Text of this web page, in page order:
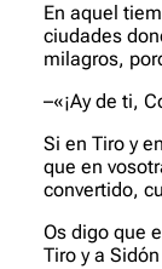
En aquel
ciudades
milagros,
–«¡Ay de ti,
Si en Tiro y
que en
convertido,
Os digo que
Tiro y a